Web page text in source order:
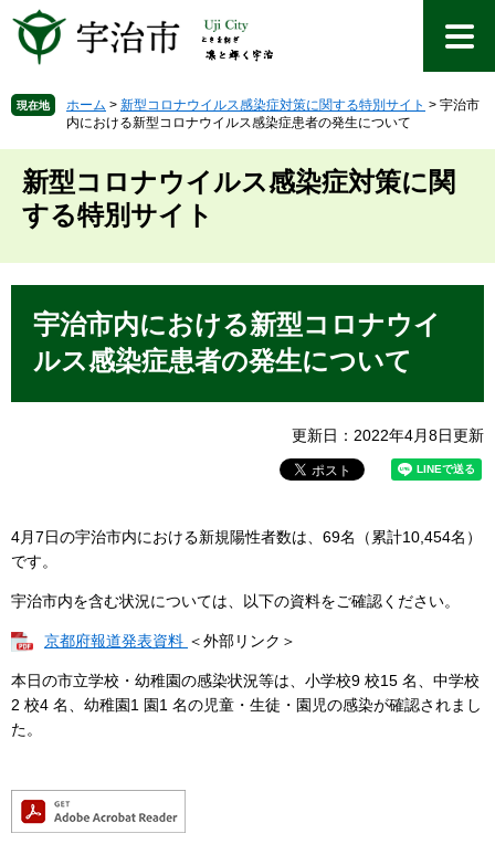
先
で
を
ば
へ
現在地 ホーム > 新型コロナウイルス感染症対策に関する特別サイト > 宇治市
内における新型コロナウイルス感染症患者の発生について
新型コロナウイルス感染症対策に関
する特別サイト
宇治市内における新型コロナウイ
ルス感染症患者の発生について
更新日：2022年4月8日更新
4月7日の宇治市内における新規陽性者数は、69名（累計10,454名）
です。
宇治市内を含む状況については、以下の資料をご確認ください。
京都府報道発表資料 ＜外部リンク＞
本日の市立学校・幼稚園の感染状況等は、小学校9 校15 名、中学校
2 校4 名、幼稚園1 園1 名の児童・生徒・園児の感染が確認されまし
た。